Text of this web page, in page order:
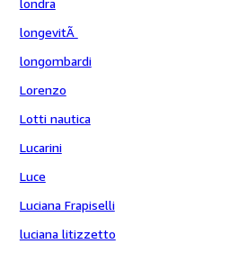
londra
longevitÃ
longombardi
Lorenzo
Lotti nautica
Lucarini
Luce
Luciana Frapiselli
luciana litizzetto